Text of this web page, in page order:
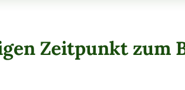
Zeitpunkt zum